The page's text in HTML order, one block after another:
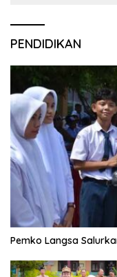
PENDIDIKAN
Pemko Langsa